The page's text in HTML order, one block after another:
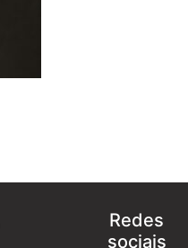
Redes
sociais